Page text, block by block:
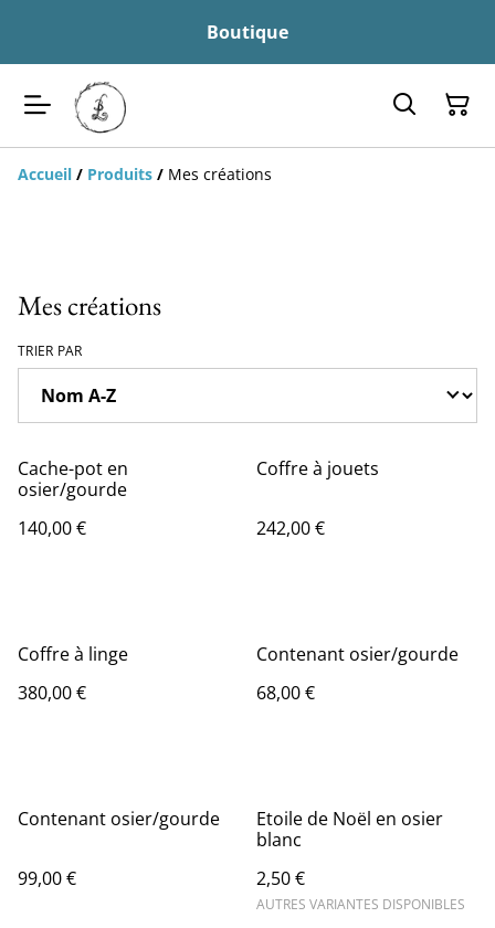
Boutique
Accueil / Produits / Mes créations
Mes créations
TRIER PAR
Cache-pot en
osier/gourde
140,00 €
Coffre à jouets
242,00 €
Coffre à linge
380,00 €
Contenant osier/gourde
68,00 €
Contenant osier/gourde
99,00 €
Etoile de Noël en osier
blanc
2,50 €
AUTRES VARIANTES DISPONIBLES